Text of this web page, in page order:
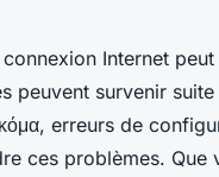
Internet
peuvent survenir
erreurs de
ces problèmes.